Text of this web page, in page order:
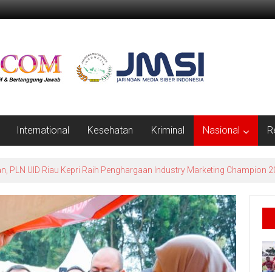
International Kesehatan Kriminal Nasional
Petani dan Nelayan, Ramli: Harus Jadi Perda Berdampak